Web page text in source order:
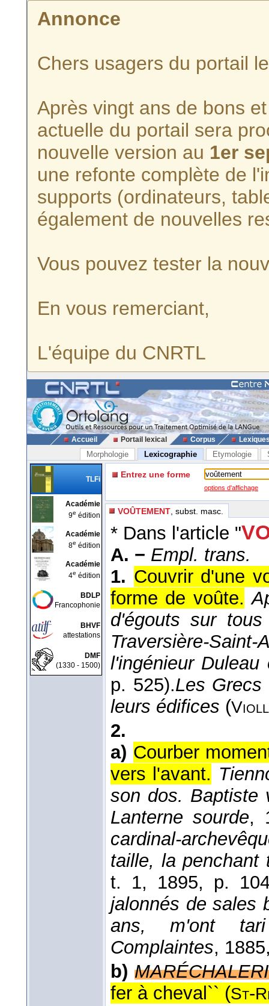
Annonce
Chers usagers du portail
Après vingt ans de bons
actuelle du portail sera
nouvelle version au 1er
une refonte complète de
supports (ordinateurs,
également de nouvelles
Vous pouvez tester la
En vous remerciant,
L'équipe du CNRTL
Accueil Portail lexical Corpus
Morphologie Lexicographie Etymologie
TLFi
Académie
9e édition
Académie
8e édition
Académie
4e édition
BDLP
Francophonie
BHVF
attestations
DMF
(1330 - 1500)
Entrez une forme
options d'affichage
VOÛTEMENT , subst. masc.
* Dans l'article "
A. − Empl. trans.
1. Couvrir d'une
forme de voûte.
d'égouts sur
Traversière-
l'ingénieur Duleau
p. 525).Les
leurs édifices (
2.
a) Courber
vers l'avant.
son dos. Baptiste
Lanterne sourde,
cardinal-
taille, la penchant
t. 1, 1895, p.
jalonnés de sales
ans, m'ont
Complaintes, 1885
b)
fer à cheval`` (St-